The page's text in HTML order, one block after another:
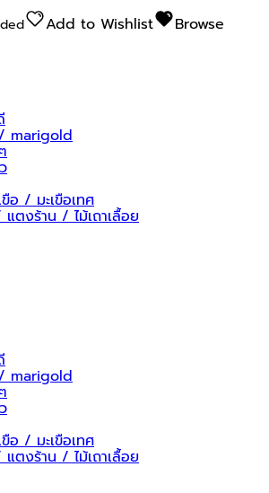
Add to Wishlist Browse
marigold
อ / มะเขือเทศ
ตงร้าน / ไม้เถาเลื้อย
marigold
อ / มะเขือเทศ
ตงร้าน / ไม้เถาเลื้อย